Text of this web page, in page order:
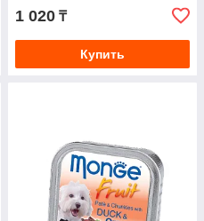
1 020 ₸
Купить